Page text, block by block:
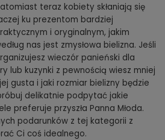
teraz kobiety skłaniają się
ku prezentom bardziej
i oryginalnym, jakim
nas jest zmysłowa bielizna. Jeśli
wieczór panieński dla
lub kuzynki z pewnością wiesz mniej
gusta i jaki rozmiar bielizny będzie
delikatnie podpytać jakie
preferuje przyszła Panna Młoda.
podarunków z tej kategorii z
Ci coś idealnego.